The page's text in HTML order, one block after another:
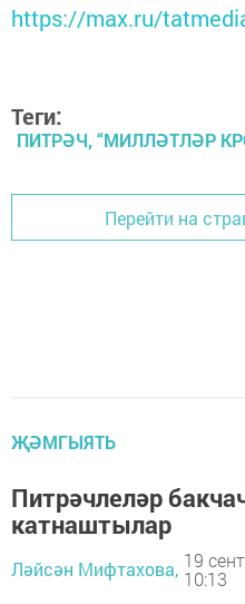
https://max.ru/
Теги:
ПИТРӘЧ, “МИЛЛӘТЛӘР
Перейти на
ҖӘМГЫЯТЬ
Питрәчлеләр
катнаштылар
Ләйсән Мифтахова, 19
10:13